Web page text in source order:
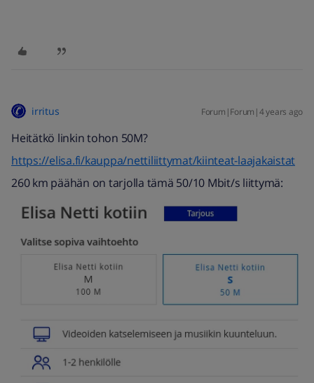
irritus Forum|Forum|4 years ago
Heitätkö linkin tohon 50M?
https://elisa.fi/kauppa/nettiliittymat/kiinteat-laajakaistat
260 km päähän on tarjolla tämä 50/10 Mbit/s liittymä: